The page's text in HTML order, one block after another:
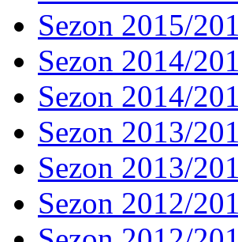
Sezon 2015/
Sezon 2014/
Sezon 2014/
Sezon 2013/
Sezon 2013/
Sezon 2012/